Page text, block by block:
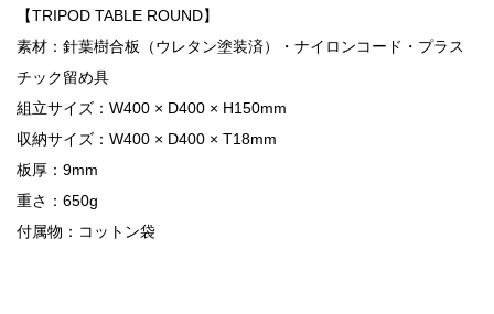
【TRIPOD TABLE ROUND】
素材：針葉樹合板（ウレタン塗装済）・ナイロンコード・プラス
チック留め具
組立サイズ：W400 × D400 × H150mm
収納サイズ：W400 × D400 × T18mm
板厚：9mm
重さ：650g
付属物：コットン袋